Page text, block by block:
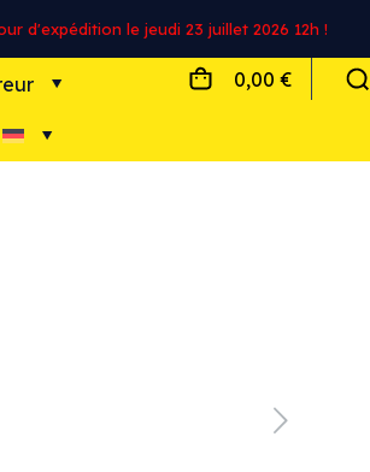
d'expédition le jeudi 23 juillet 2026 12h !
0,00 €